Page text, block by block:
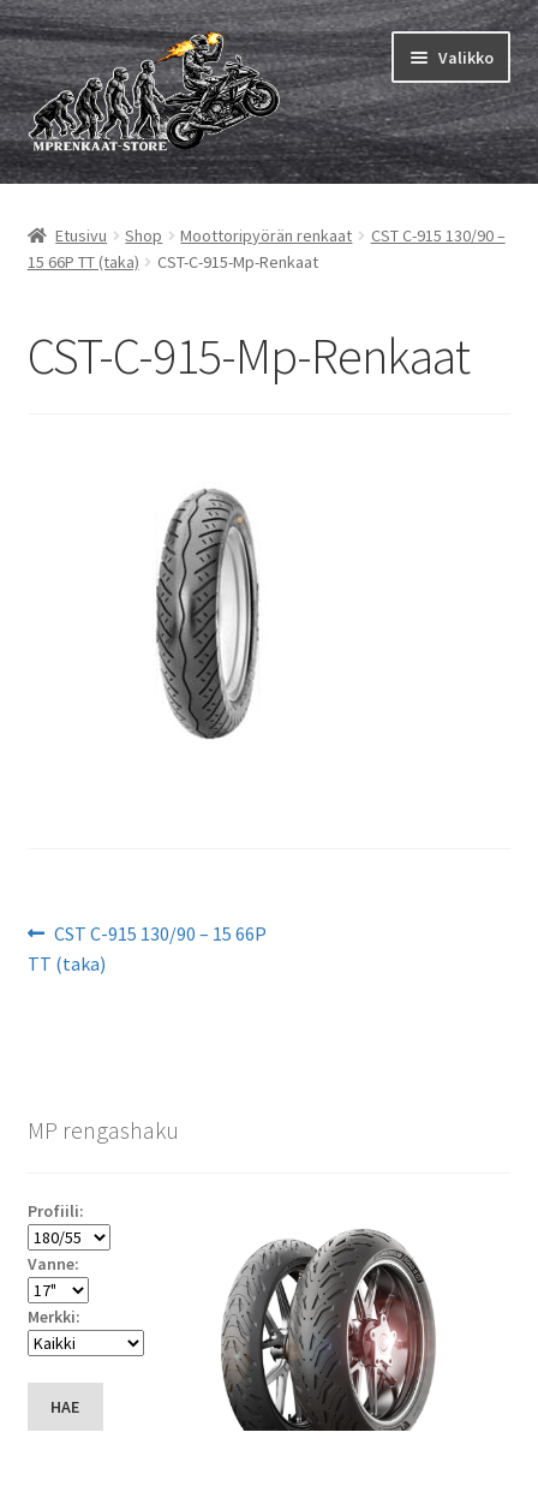
Siirry
navigointiin
Siirry
sisältöön
Valikko
MP renkaat
tason
Sisärenkaat ja nauhat
Vinkit&ohjeet
Etusivu Shop Moottoripyörän renkaat
CST C-915 130/90 –
15 66P TT (taka)
CST-C-915-Mp-Renkaat
CST-C-915-Mp-Renkaat
Artikkelien
selaus
Edellinen
artikkeli
CST C-915 130/90 – 15 66P
TT (taka)
MP rengashaku
Profiili:
Vanne:
Merkki:
HAE